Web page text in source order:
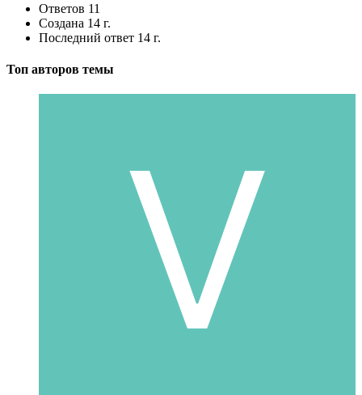
Ответов 11
Создана 14 г.
Последний ответ 14 г.
Топ авторов темы